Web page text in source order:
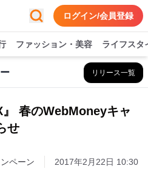
ログイン/会員登録
ファッション・美容 ライフスタ
リリース一覧
』 春のWebMoneyキャ
せ
ペーン 2017年2月22日 10:30